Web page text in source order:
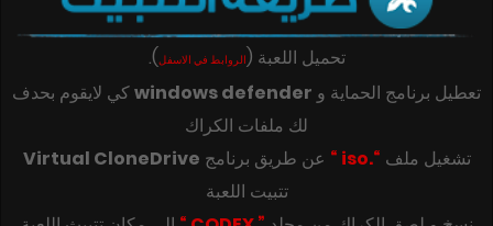
تحميل اللعبة (الروابط في الاسفل)
.
تعطيل برنامج الحماية و windows defenderكي لايقوم بحدف
لك ملفات الكراك
تشغيل ملف “.iso “ عن طريق برنامج Virtual CloneDrive
تتبيت اللعبة